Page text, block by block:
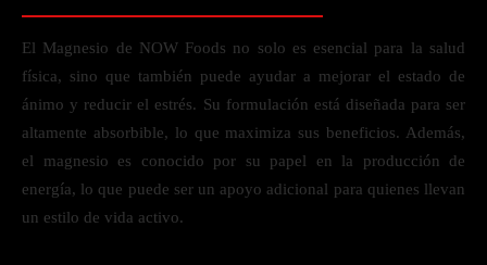
El Magnesio de NOW Foods no solo es esencial para la salud
física, sino que también puede ayudar a mejorar el estado de
ánimo y reducir el estrés. Su formulación está diseñada para ser
altamente absorbible, lo que maximiza sus beneficios. Además,
el magnesio es conocido por su papel en la producción de
energía, lo que puede ser un apoyo adicional para quienes llevan
un estilo de vida activo.